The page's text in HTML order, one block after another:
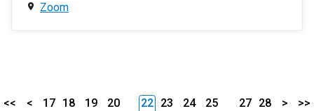
Zoom
<< < 17 18 19
20
22 23 24
25
27 28 > >>